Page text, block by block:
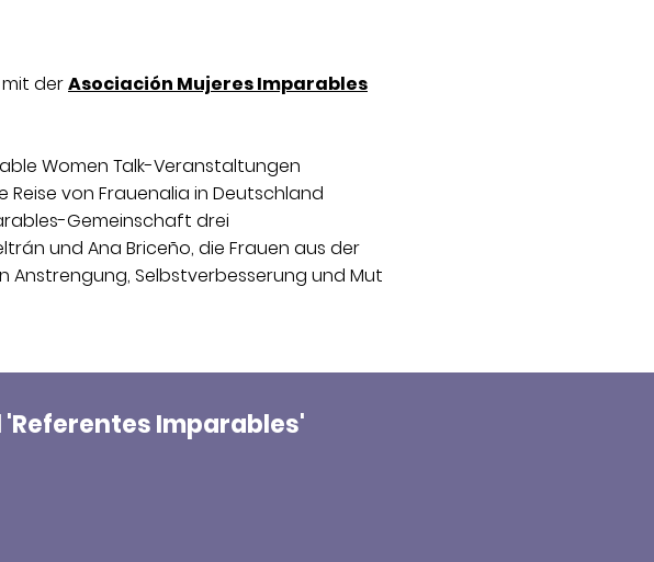
derAsociación Mujeres Imparables
Women Talk-Veranstaltungen
von Frauenalia in Deutschland
Gemeinschaft drei
und Ana Briceño, die Frauen aus der
Selbstverbesserung und Mut
'Referentes Imparables'